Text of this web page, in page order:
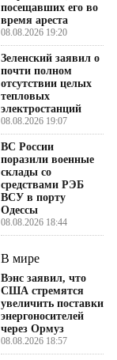
посещавших его во
время ареста
08.08.2026 19:20
Зеленский заявил о
почти полном
отсутствии целых
тепловых
электростанций
08.08.2026 19:07
ВС России
поразили военные
склады со
средствами РЭБ
ВСУ в порту
Одессы
08.08.2026 18:44
В мире
Вэнс заявил, что
США стремятся
увеличить поставки
энергоносителей
через Ормуз
08.08.2026 18:57